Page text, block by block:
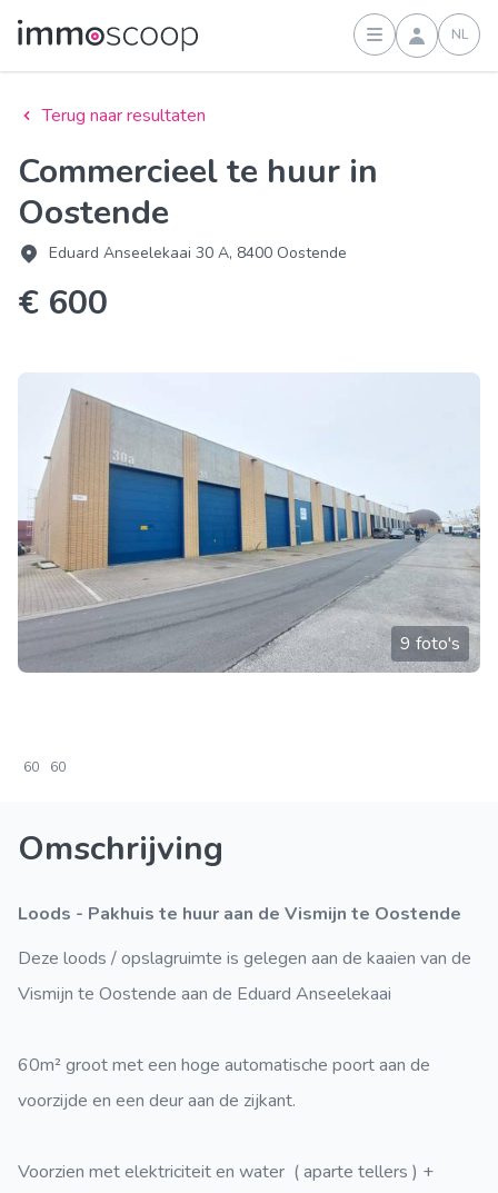
Inloggen
NL
Terug naar resultaten
Commercieel te huur in
Oostende
Eduard Anseelekaai 30 A, 8400 Oostende
€ 600
9 foto's
60 60
Omschrijving
Loods - Pakhuis te huur aan de Vismijn te Oostende
Deze loods / opslagruimte is gelegen aan de kaaien van de
Vismijn te Oostende aan de Eduard Anseelekaai
60m² groot met een hoge automatische poort aan de
voorzijde en een deur aan de zijkant.
Voorzien met elektriciteit en water ( aparte tellers ) +